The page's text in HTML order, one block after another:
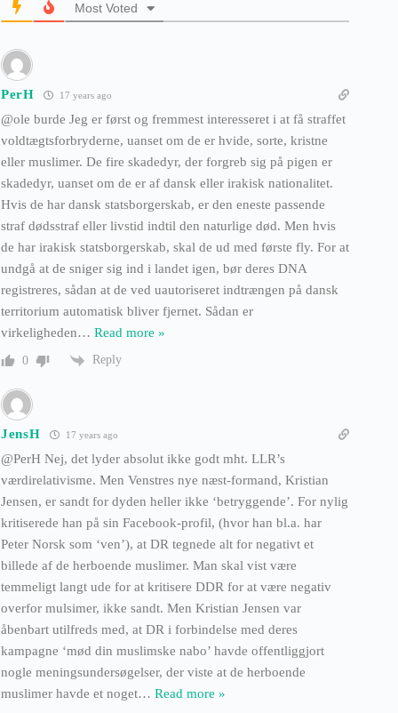
Most Voted
PerH 17 years ago
@ole burde Jeg er først og fremmest interesseret i at få straffet
voldtægtsforbryderne, uanset om de er hvide, sorte, kristne
eller muslimer. De fire skadedyr, der forgreb sig på pigen er
skadedyr, uanset om de er af dansk eller irakisk nationalitet.
Hvis de har dansk statsborgerskab, er den eneste passende
straf dødsstraf eller livstid indtil den naturlige død. Men hvis
de har irakisk statsborgerskab, skal de ud med første fly. For at
undgå at de sniger sig ind i landet igen, bør deres DNA
registreres, sådan at de ved uautoriseret indtrængen på dansk
territorium automatisk bliver fjernet. Sådan er
virkeligheden… Read more »
0 Reply
JensH 17 years ago
@PerH Nej, det lyder absolut ikke godt mht. LLR’s
værdirelativisme. Men Venstres nye næst-formand, Kristian
Jensen, er sandt for dyden heller ikke ‘betryggende’. For nylig
kritiserede han på sin Facebook-profil, (hvor han bl.a. har
Peter Norsk som ‘ven’), at DR tegnede alt for negativt et
billede af de herboende muslimer. Man skal vist være
temmeligt langt ude for at kritisere DDR for at være negativ
overfor mulsimer, ikke sandt. Men Kristian Jensen var
åbenbart utilfreds med, at DR i forbindelse med deres
kampagne ‘mød din muslimske nabo’ havde offentliggjort
nogle meningsundersøgelser, der viste at de herboende
muslimer havde et noget… Read more »